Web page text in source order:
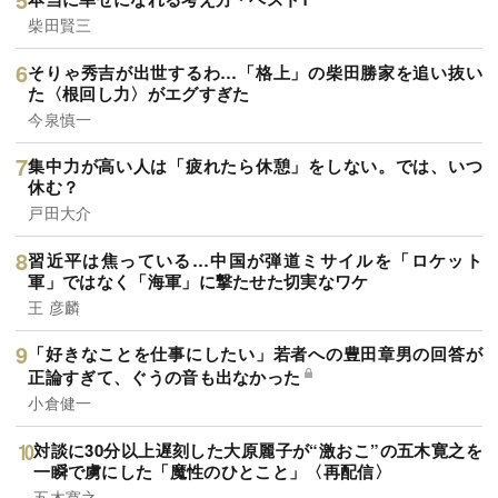
柴田賢三
そりゃ秀吉が出世するわ…「格上」の柴田勝家を追い抜い
た〈根回し力〉がエグすぎた
今泉慎一
集中力が高い人は「疲れたら休憩」をしない。では、いつ
休む？
戸田大介
習近平は焦っている…中国が弾道ミサイルを「ロケット
軍」ではなく「海軍」に撃たせた切実なワケ
王 彦麟
「好きなことを仕事にしたい」若者への豊田章男の回答が
正論すぎて、ぐうの音も出なかった
小倉健一
対談に30分以上遅刻した大原麗子が“激おこ”の五木寛之を
一瞬で虜にした「魔性のひとこと」〈再配信〉